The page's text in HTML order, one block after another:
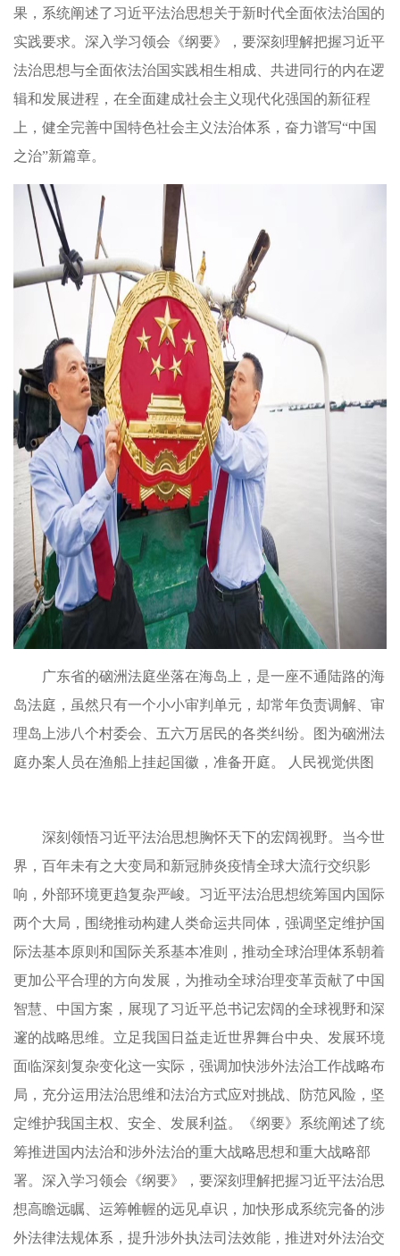
果，系统阐述了习近平法治思想关于新时代全面依法治国的
实践要求。深入学习领会《纲要》，要深刻理解把握习近平
法治思想与全面依法治国实践相生相成、共进同行的内在逻
辑和发展进程，在全面建成社会主义现代化强国的新征程
上，健全完善中国特色社会主义法治体系，奋力谱写“中国
之治”新篇章。
广东省的硇洲法庭坐落在海岛上，是一座不通陆路的海
岛法庭，虽然只有一个小小审判单元，却常年负责调解、审
理岛上涉八个村委会、五六万居民的各类纠纷。图为硇洲法
庭办案人员在渔船上挂起国徽，准备开庭。 人民视觉供图
深刻领悟习近平法治思想胸怀天下的宏阔视野。当今世
界，百年未有之大变局和新冠肺炎疫情全球大流行交织影
响，外部环境更趋复杂严峻。习近平法治思想统筹国内国际
两个大局，围绕推动构建人类命运共同体，强调坚定维护国
际法基本原则和国际关系基本准则，推动全球治理体系朝着
更加公平合理的方向发展，为推动全球治理变革贡献了中国
智慧、中国方案，展现了习近平总书记宏阔的全球视野和深
邃的战略思维。立足我国日益走近世界舞台中央、发展环境
面临深刻复杂变化这一实际，强调加快涉外法治工作战略布
局，充分运用法治思维和法治方式应对挑战、防范风险，坚
定维护我国主权、安全、发展利益。《纲要》系统阐述了统
筹推进国内法治和涉外法治的重大战略思想和重大战略部
署。深入学习领会《纲要》，要深刻理解把握习近平法治思
想高瞻远瞩、运筹帷幄的远见卓识，加快形成系统完备的涉
外法律法规体系，提升涉外执法司法效能，推进对外法治交